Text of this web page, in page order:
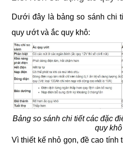
Dưới đây là bảng so sánh chi
quy ướt và ắc quy khô:
Bảng so sánh chi tiết các đặc
quy khô
Vì thiết kế nhỏ gọn, đề cao tính